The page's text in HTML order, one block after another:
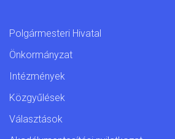
Polgármesteri Hivatal
Önkormányzat
Intézmények
Közgyűlések
Választások